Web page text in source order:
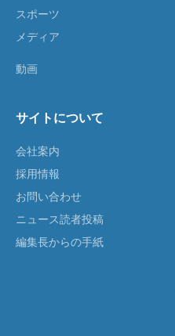
スポーツ
メディア
動画
サイトについて
会社案内
採用情報
お問い合わせ
ニュース読者投稿
編集長からの手紙